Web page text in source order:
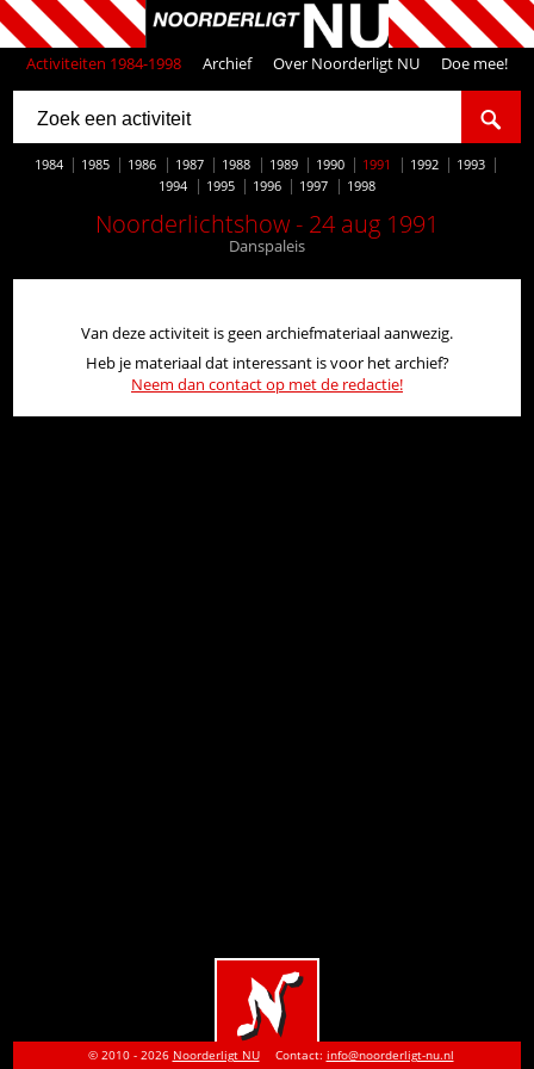
Activiteiten 1984-1998 Archief Over Noorderligt NU Doe mee!
1984 1985 1986 1987 1988 1989 1990 1991 1992
1993
1994
1995 1996 1997 1998
Noorderlichtshow - 24 aug 1991
Danspaleis
Van deze activiteit is geen archiefmateriaal aanwezig.
Heb je materiaal dat interessant is voor het archief?
Neem dan contact op met de redactie!
© 2010 - 2026 Noorderligt NU Contact: info@noorderligt-nu.nl